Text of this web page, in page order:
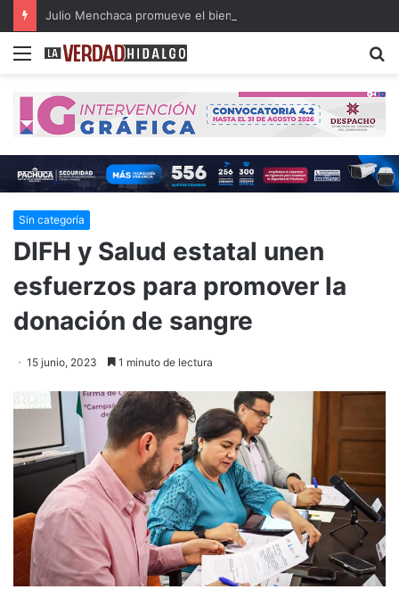
Menu
Sin categoría
DIFH y Salud estatal unen
esfuerzos para promover la
donación de sangre
15 junio, 2023 1 minuto de lectura